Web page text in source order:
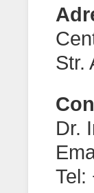
Str.
Dr.
Tel: